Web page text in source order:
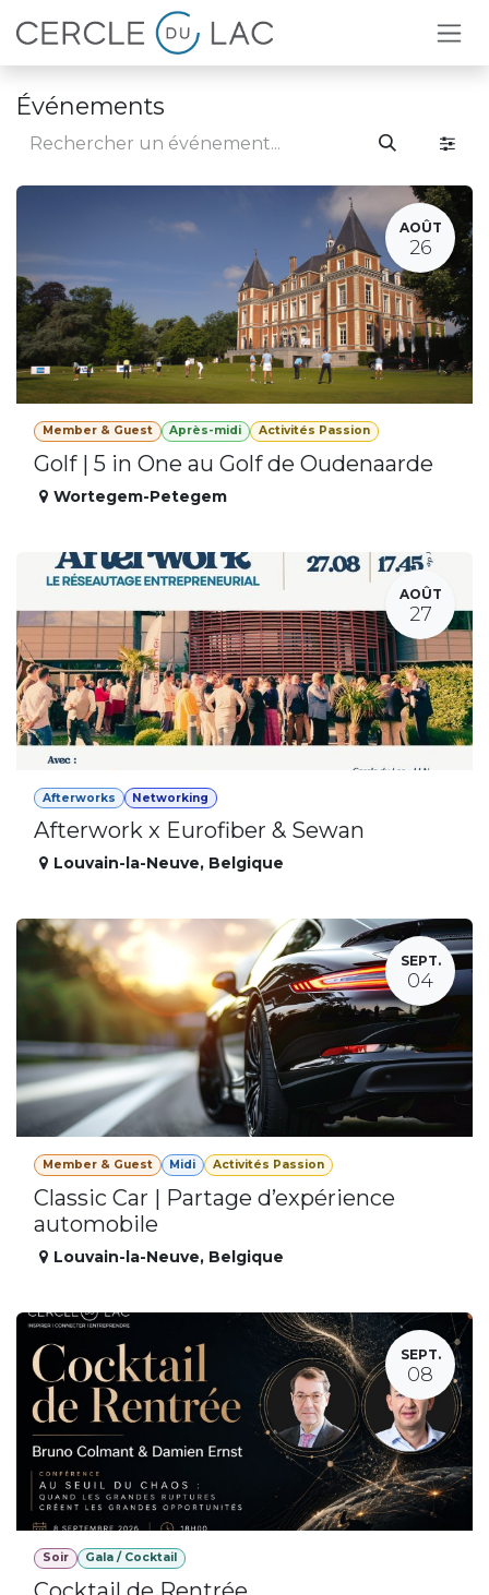
Se rendre au contenu
Événements
AOÛT
26
Member & Guest Après-midi Activités Passion
Golf | 5 in One au Golf de Oudenaarde
Wortegem-Petegem
AOÛT
27
Afterworks Networking
Afterwork x Eurofiber & Sewan
Louvain-la-Neuve, Belgique
SEPT.
04
Member & Guest Midi Activités Passion
Classic Car | Partage d’expérience
automobile
Louvain-la-Neuve, Belgique
SEPT.
08
Soir Gala / Cocktail